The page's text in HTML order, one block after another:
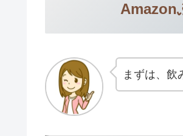
Amazon
まずは、飲